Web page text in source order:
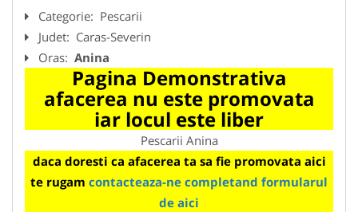
Categorie: Pescarii
Judet: Caras-Severin
Oras: Anina
Pagina Demonstrativa
afacerea nu este promovata
iar locul este liber
Pescarii Anina
daca doresti ca afacerea ta sa fie promovata aici
te rugam contacteaza-ne completand formularul
de aici